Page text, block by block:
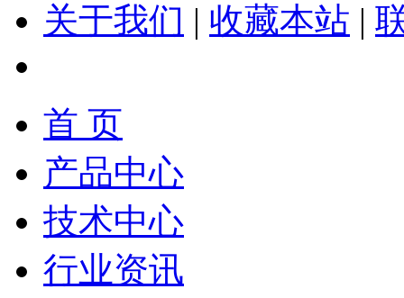
关于我们 | 收藏本站 |
首 页
产品中心
技术中心
行业资讯